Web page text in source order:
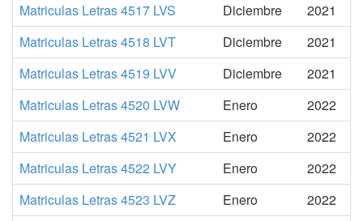
Matriculas Letras 4517 LVS
Diciembre
2021
Matriculas Letras 4518 LVT
Diciembre
2021
Matriculas Letras 4519 LVV
Diciembre
2021
Matriculas Letras 4520 LVW
Enero
2022
Matriculas Letras 4521 LVX
Enero
2022
Matriculas Letras 4522 LVY
Enero
2022
Matriculas Letras 4523 LVZ
Enero
2022